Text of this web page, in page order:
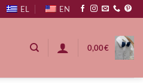
EL EN
0,00€